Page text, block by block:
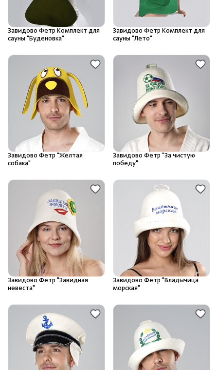
Камни для печей
Аксессуары
Комплектующие
Запчасти
Отопление
Для хаммама
Душевые поддоны и системы слива
Интерьер
Инфракрасные сауны
Лёдогенераторы
Пародушевые
Завидово Фетр Комплект для
сауны "Буденовка"
Завидово Фетр Комплект для
сауны "Лето"
Завидово Фетр "Желтая
собака"
Завидово Фетр "За чистую
победу"
Завидово Фетр "Завидная
невеста"
Завидово Фетр "Владычица
морская"